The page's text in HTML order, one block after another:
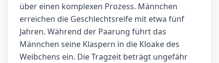
über einen komplexen Prozess. Männchen
erreichen die Geschlechtsreife mit etwa fünf
Jahren. Während der Paarung führt das
Männchen seine Klaspern in die Kloake des
Weibchens ein. Die Tragzeit beträgt ungefähr